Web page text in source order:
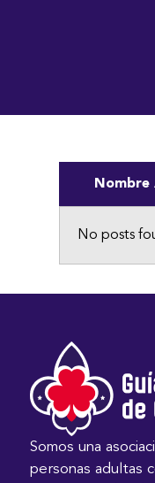
Nombre
No posts
Somos una
personas adultas